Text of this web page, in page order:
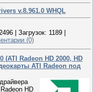
v.8.961.0 WHQL
2496 Загрузок: 1189
(0)
(ATI Radeon HD 2000, HD
ATI Radeon под
HD